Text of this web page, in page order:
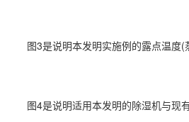
图3是说明本发明实施例的露点温度(
图4是说明适用本发明的除湿机与现有